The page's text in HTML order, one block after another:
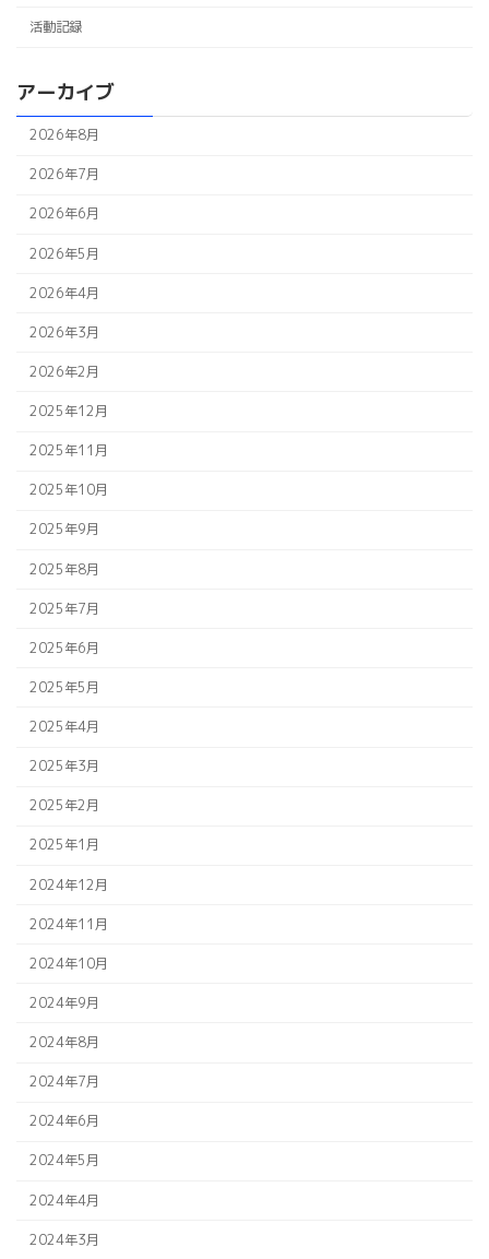
活動記録
アーカイブ
2026年8月
2026年7月
2026年6月
2026年5月
2026年4月
2026年3月
2026年2月
2025年12月
2025年11月
2025年10月
2025年9月
2025年8月
2025年7月
2025年6月
2025年5月
2025年4月
2025年3月
2025年2月
2025年1月
2024年12月
2024年11月
2024年10月
2024年9月
2024年8月
2024年7月
2024年6月
2024年5月
2024年4月
2024年3月